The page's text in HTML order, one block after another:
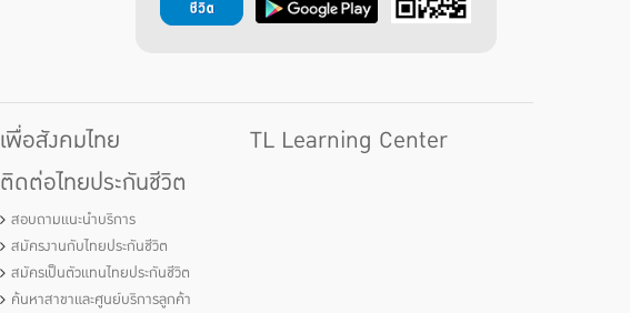
เพื่อสังคมไทย
ติดต่อไทยประกันชีวิต
สอบถามแนะนำบริการ
สมัครงานกับไทยประกันชีวิต
สมัครเป็นตัวแทนไทยประกันชีวิต
ค้นหาสาขาและศูนย์บริการลูกค้า
TL Learning Center